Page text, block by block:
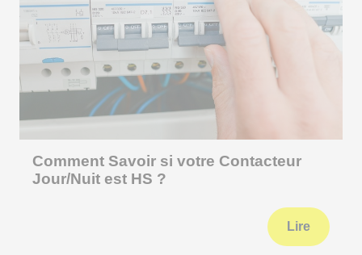
Comment Savoir si votre Contacteur
Jour/Nuit est HS ?
Lire